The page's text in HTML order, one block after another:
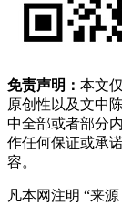
免责声明： 本文
原创性以及文中
中全部或者部分
作任何保证或承
容。
凡本网注明 “来